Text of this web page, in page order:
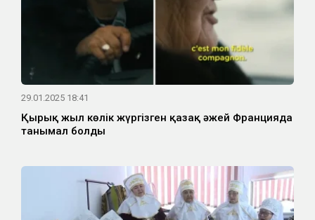
29.01.2025 18:41
Қырық жыл көлік жүргізген қазақ әжей Францияда
танымал болды